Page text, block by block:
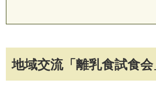
地域交流「離乳食試食